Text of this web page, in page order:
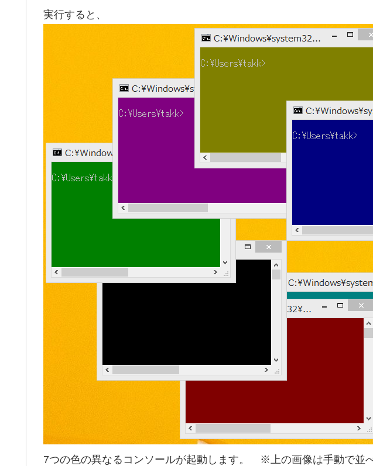
実行すると、
7つの色の異なるコンソールが起動します。 ※上の画像は手動で並